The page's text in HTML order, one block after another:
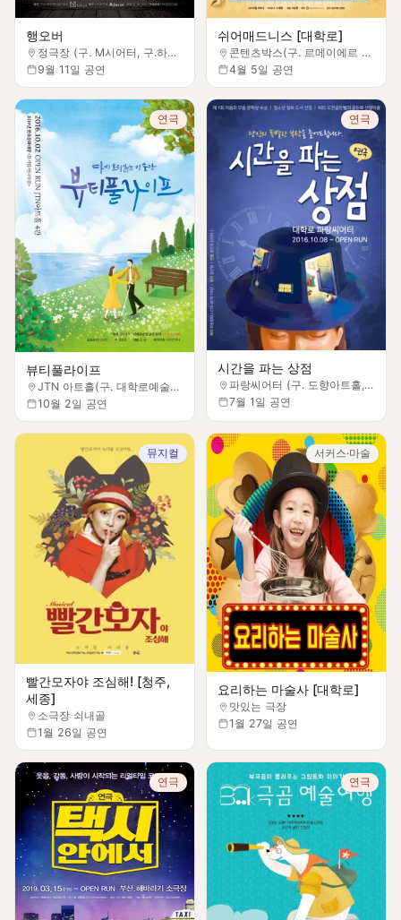
행오버
정극장 (구. M시어터, 구.하모니아트홀)
9월 11일 공연
쉬어매드니스 [대학로]
콘텐츠박스(구. 르메이에르 씨어터)
4월 5일 공연
연극
뷰티풀라이프
JTN 아트홀(구. 대학로예술마당)
10월 2일 공연
연극
시간을 파는 상점
파랑씨어터 (구. 도향아트홀, 구. 뮤디스홀)
7월 1일 공연
뮤지컬
빨간모자야 조심해! [청주,
세종]
소극장 쇠내골
1월 26일 공연
서커스·마술
요리하는 마술사 [대학로]
맛있는 극장
1월 27일 공연
연극 연극